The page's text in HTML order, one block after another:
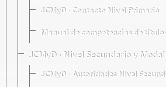
JCMyD · Contacto Nivel Primario
Manual de competencias de
JCMyD · Nivel Secundario y
JCMyD · Autoridades Nivel